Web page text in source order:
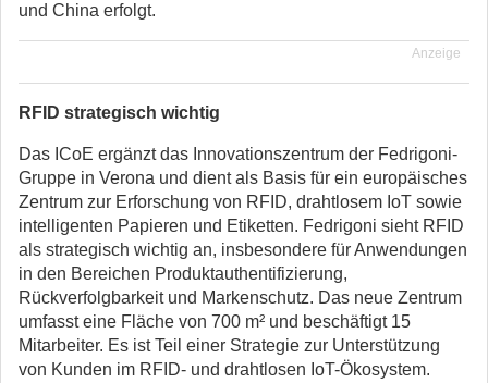
und China erfolgt.
Anzeige
RFID strategisch wichtig
Das ICoE ergänzt das Innovationszentrum der Fedrigoni-
Gruppe in Verona und dient als Basis für ein europäisches
Zentrum zur Erforschung von RFID, drahtlosem IoT sowie
intelligenten Papieren und Etiketten. Fedrigoni sieht RFID
als strategisch wichtig an, insbesondere für Anwendungen
in den Bereichen Produktauthentifizierung,
Rückverfolgbarkeit und Markenschutz. Das neue Zentrum
umfasst eine Fläche von 700 m² und beschäftigt 15
Mitarbeiter. Es ist Teil einer Strategie zur Unterstützung
von Kunden im RFID- und drahtlosen IoT-Ökosystem.